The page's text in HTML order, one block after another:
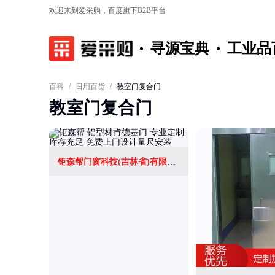
欢迎来到爱采购，百度旗下B2B平台
寻源宝典 工业品
百科 / 日用百货 / 教室门复合门
教室门复合门
钜森帮门窗科技(吉林省)有限公司